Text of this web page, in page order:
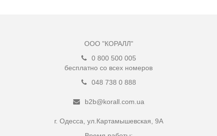
ООО "КОРАЛЛ"
0 800 500 005
бесплатно со всех номеров
048 738 0 888
b2b@korall.com.ua
г. Одесса, ул.Картамышевская, 9А